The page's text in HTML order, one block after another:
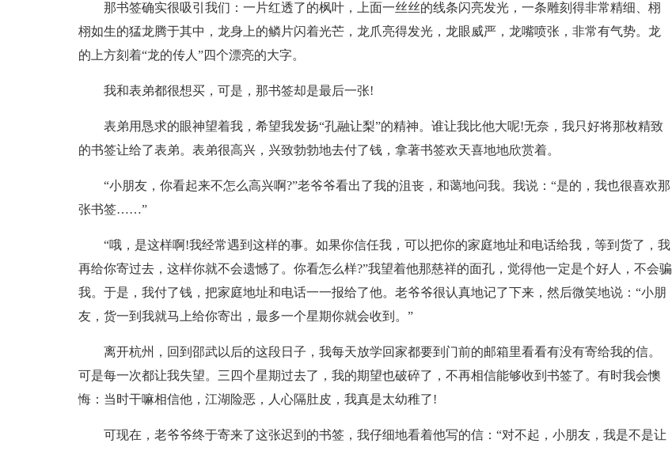
那书签确实很吸引我们：一片红透了的枫叶，上面一丝丝的线条闪亮发光，一条雕刻得非常精细、栩
栩如生的猛龙腾于其中，龙身上的鳞片闪着光芒，龙爪亮得发光，龙眼威严，龙嘴喷张，非常有气势。龙
的上方刻着“龙的传人”四个漂亮的大字。
我和表弟都很想买，可是，那书签却是最后一张!
表弟用恳求的眼神望着我，希望我发扬“孔融让梨”的精神。谁让我比他大呢!无奈，我只好将那枚精致
的书签让给了表弟。表弟很高兴，兴致勃勃地去付了钱，拿著书签欢天喜地地欣赏着。
“小朋友，你看起来不怎么高兴啊?”老爷爷看出了我的沮丧，和蔼地问我。我说：“是的，我也很喜欢那
张书签……”
“哦，是这样啊!我经常遇到这样的事。如果你信任我，可以把你的家庭地址和电话给我，等到货了，我
再给你寄过去，这样你就不会遗憾了。你看怎么样?”我望着他那慈祥的面孔，觉得他一定是个好人，不会骗
我。于是，我付了钱，把家庭地址和电话一一报给了他。老爷爷很认真地记了下来，然后微笑地说：“小朋
友，货一到我就马上给你寄出，最多一个星期你就会收到。”
离开杭州，回到邵武以后的这段日子，我每天放学回家都要到门前的邮箱里看看有没有寄给我的信。
可是每一次都让我失望。三四个星期过去了，我的期望也破碎了，不再相信能够收到书签了。有时我会懊
悔：当时干嘛相信他，江湖险恶，人心隔肚皮，我真是太幼稚了!
可现在，老爷爷终于寄来了这张迟到的书签，我仔细地看着他写的信：“对不起，小朋友，我是不是让